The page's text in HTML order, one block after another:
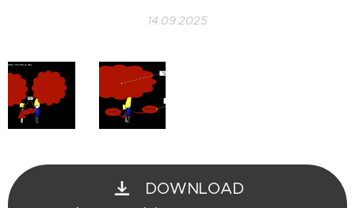
14.09.2025
DOWNLOAD